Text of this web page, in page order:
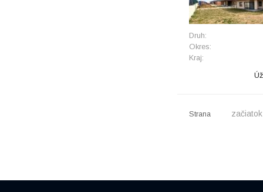
Druh:
Okres:
Kraj:
Strana začiatok